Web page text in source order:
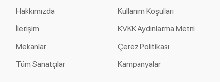
Hakkımızda
İletişim
Mekanlar
Tüm Sanatçılar
Kullanım Koşulları
KVKK Aydınlatma Metni
Çerez Politikası
Kampanyalar